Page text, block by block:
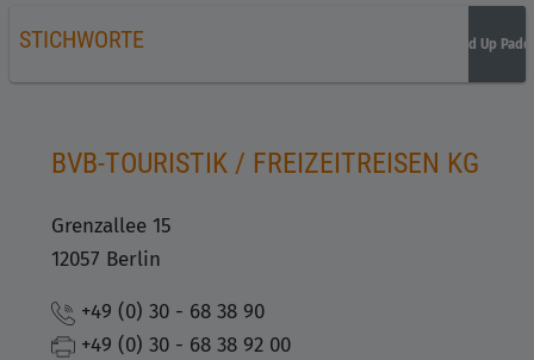
rwe
gs
(2)
STICHWORTE Löwen
Paddeln
Sightseeing
Stand Up
BVB-TOURISTIK / FREIZEITREISEN KG
Grenzallee 15
12057 Berlin
+49 (0) 30 - 68 38 90
+49 (0) 30 - 68 38 92 00